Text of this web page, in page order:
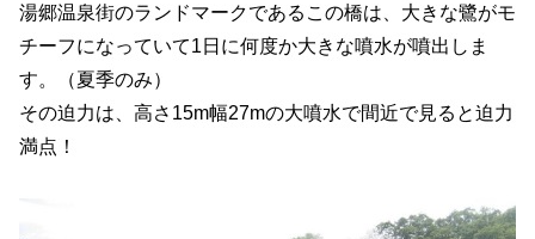
湯郷温泉街のランドマークであるこの橋は、大きな鷺がモ
チーフになっていて1日に何度か大きな噴水が噴出しま
す。（夏季のみ）
その迫力は、高さ15m幅27mの大噴水で間近で見ると迫力
満点！